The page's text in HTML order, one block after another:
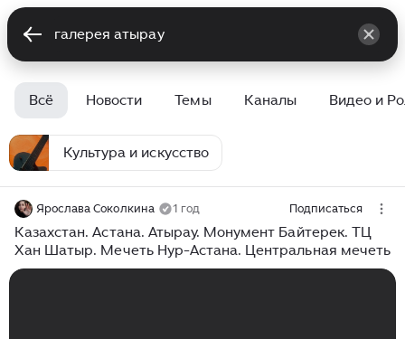
Всё Новости Темы Каналы Видео и
Культура и искусство
Ярослава Соколкина 1 год Подписаться
Казахстан. Астана. Атырау. Монумент Байтерек. ТЦ
Хан Шатыр. Мечеть Нур-Астана. Центральная мечеть